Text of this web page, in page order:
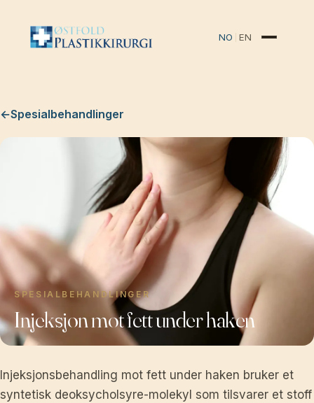
NO EN
←Spesialbehandlinger
SPESIALBEHANDLINGER
Injeksjon mot fett under haken
Injeksjonsbehandling mot fett under haken bruker et
syntetisk deoksycholsyre-molekyl som tilsvarer et stoff